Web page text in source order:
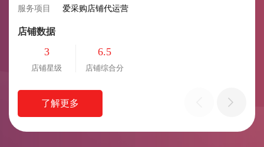
服务项目
爱采购店铺代运营
店铺数据
3
店铺星级
6.5
店铺综合分
了解更多